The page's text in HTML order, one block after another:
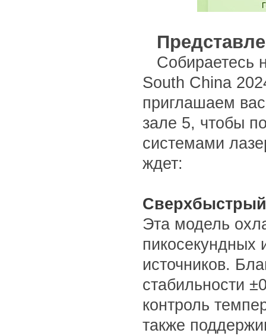
Собираетесь
South China
приглашаем
зале 5, чтобы
системами
ждет:
Сверхбыстрый
Эта модель
пикосекундных
источников.
стабильности
контроль
также